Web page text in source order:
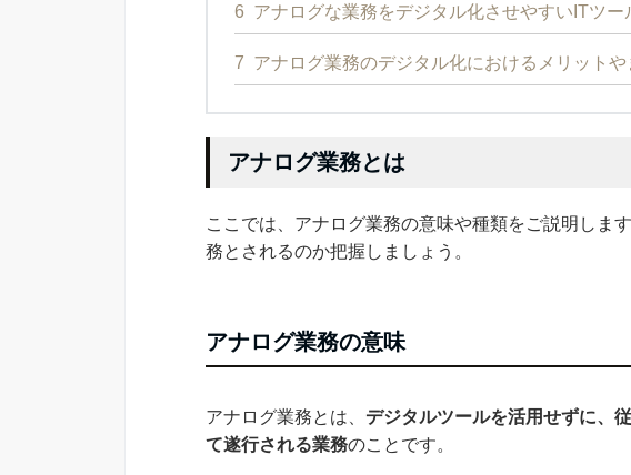
6 アナログな業務をデジタル化させやすいITツー
7 アナログ業務のデジタル化におけるメリットや
アナログ業務とは
ここでは、アナログ業務の意味や種類をご説明しま
務とされるのか把握しましょう。
アナログ業務の意味
アナログ業務とは、 デジタルツールを活用せずに、
て遂行される業務のことです。